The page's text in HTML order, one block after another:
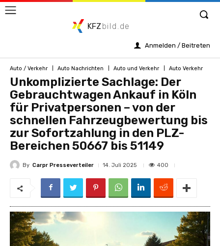
KFZ bild.de
Anmelden / Beitreten
Auto / Verkehr Auto Nachrichten Auto und Verkehr Auto Verkehr
Unkomplizierte Sachlage: Der
Gebrauchtwagen Ankauf in Köln
für Privatpersonen – von der
schnellen Fahrzeugbewertung bis
zur Sofortzahlung in den PLZ-
Bereichen 50667 bis 51149
By Carpr Presseverteiler 14. Juli 2025 400